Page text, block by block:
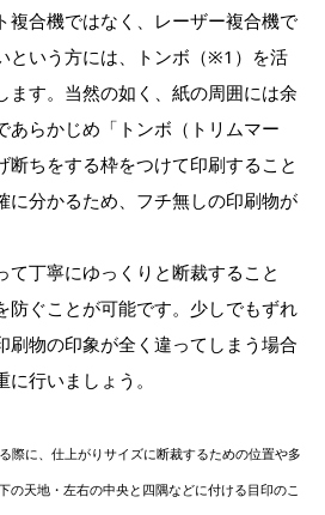
複合機ではなく、レーザー複合機で
という方には、トンボ（※1）を活
ます。当然の如く、紙の周囲には余
あらかじめ「トンボ（トリムマー
断ちをする枠をつけて印刷すること
に分かるため、フチ無しの印刷物が
て丁寧にゆっくりと断裁すること
防ぐことが可能です。少しでもずれ
刷物の印象が全く違ってしまう場合
行いましょう。
際に、仕上がりサイズに断裁するための位置や多
の天地・左右の中央と四隅などに付ける目印のこ